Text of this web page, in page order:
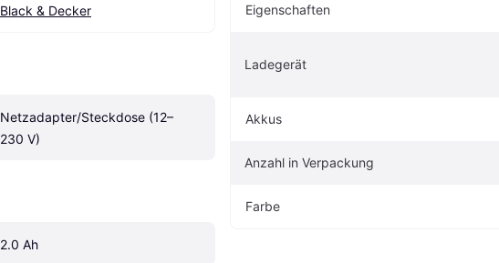
Black & Decker
Netzadapter/Steckdose (12–
230 V)
2.0 Ah
Eigenschaften
Ladegerät
Akkus
Anzahl in Verpackung
Farbe